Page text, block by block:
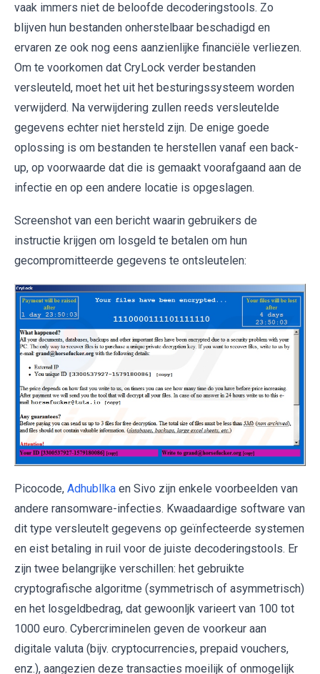
vaak immers niet de beloofde decoderingstools. Zo
blijven hun bestanden onherstelbaar beschadigd en
ervaren ze ook nog eens aanzienlijke financiële verliezen.
Om te voorkomen dat CryLock verder bestanden
versleuteld, moet het uit het besturingssysteem worden
verwijderd. Na verwijdering zullen reeds versleutelde
gegevens echter niet hersteld zijn. De enige goede
oplossing is om bestanden te herstellen vanaf een back-
up, op voorwaarde dat die is gemaakt voorafgaand aan de
infectie en op een andere locatie is opgeslagen.
Screenshot van een bericht waarin gebruikers de
instructie krijgen om losgeld te betalen om hun
gecompromitteerde gegevens te ontsleutelen:
Picocode, Adhubllka en Sivo zijn enkele voorbeelden van
andere ransomware-infecties. Kwaadaardige software van
dit type versleutelt gegevens op geïnfecteerde systemen
en eist betaling in ruil voor de juiste decoderingstools. Er
zijn twee belangrijke verschillen: het gebruikte
cryptografische algoritme (symmetrisch of asymmetrisch)
en het losgeldbedrag, dat gewoonljk varieert van 100 tot
1000 euro. Cybercriminelen geven de voorkeur aan
digitale valuta (bijv. cryptocurrencies, prepaid vouchers,
enz.), aangezien deze transacties moeilijk of onmogelijk